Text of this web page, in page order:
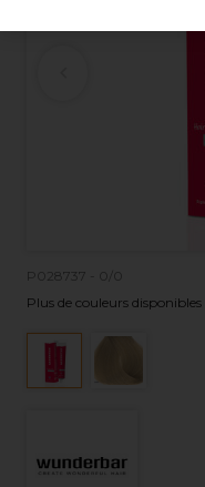
P028737 - 0/0
Plus de couleurs disponibles